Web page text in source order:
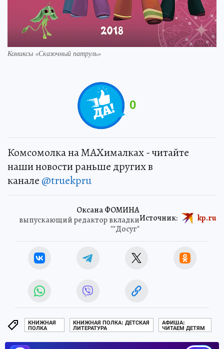
Комиксы «Сказочный патруль»
0
Комсомолка на MAXималках - читайте
наши новости раньше других в
канале @truekpru
Оксана ФОМИНА
выпускающий редактор вкладки
""Досуг"
Источник: kp.ru
КНИЖНАЯ
ПОЛКА
КНИЖНАЯ ПОЛКА: ДЕТСКАЯ
ЛИТЕРАТУРА
АФИША:
ЧИТАЕМ ДЕТЯМ